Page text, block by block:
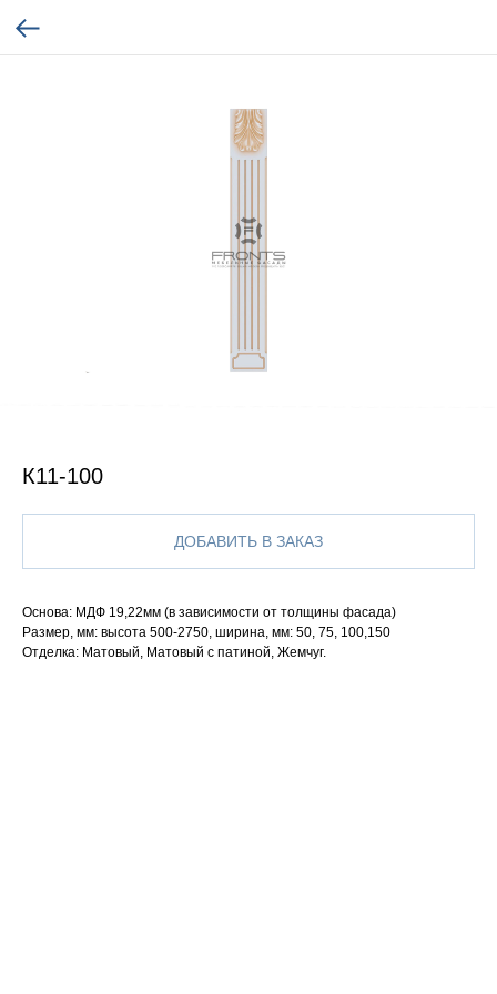
К11-100
ДОБАВИТЬ В ЗАКАЗ
Основа: МДФ 19,22мм (в зависимости от толщины фасада)
Размер, мм: высота 500-2750, ширина, мм: 50, 75, 100,150
Отделка: Матовый, Матовый с патиной, Жемчуг.